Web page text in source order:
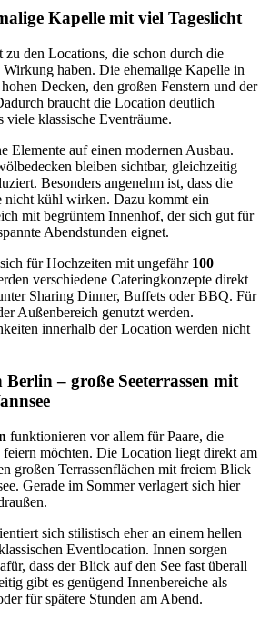
Kapelle mit viel Tageslicht
zu den Locations, die schon durch die
haben. Die ehemalige Kapelle in
Decken, den großen Fenstern und der
braucht die Location deutlich
klassische Eventräume.
Elemente auf einen modernen Ausbau.
bleiben sichtbar, gleichzeitig
Besonders angenehm ist, dass die
nicht kühl wirken. Dazu kommt ein
mit begrüntem Innenhof, der sich gut für
Abendstunden eignet.
für Hochzeiten mit ungefähr 100
verschiedene Cateringkonzepte direkt
Sharing Dinner, Buffets oder BBQ. Für
Außenbereich genutzt werden.
innerhalb der Location werden nicht
Berlin – große Seeterrassen mit
funktionieren vor allem für Paare, die
möchten. Die Location liegt direkt am
großen Terrassenflächen mit freiem Blick
Gerade im Sommer verlagert sich hier
sich stilistisch eher an einem hellen
Eventlocation. Innen sorgen
dass der Blick auf den See fast überall
gibt es genügend Innenbereiche als
für spätere Stunden am Abend.